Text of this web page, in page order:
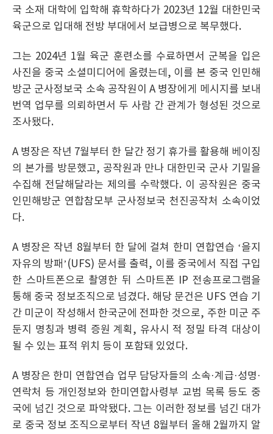
국 소재 대학에 입학해 휴학하다가 2023년 12월 대한민국
육군으로 입대해 전방 부대에서 보급병으로 복무했다.
그는 2024년 1월 육군 훈련소를 수료하면서 군복을 입은
사진을 중국 소셜미디어에 올렸는데, 이를 본 중국 인민해
방군 군사정보국 소속 공작원이 A 병장에게 메시지를 보내
번역 업무를 의뢰하면서 두 사람 간 관계가 형성된 것으로
조사됐다.
A 병장은 작년 7월부터 한 달간 정기 휴가를 활용해 베이징
의 본가를 방문했고, 공작원과 만나 대한민국 군사 기밀을
수집해 전달해달라는 제의를 수락했다. 이 공작원은 중국
인민해방군 연합참모부 군사정보국 천진공작처 소속이었
다.
A 병장은 작년 8월부터 한 달에 걸쳐 한미 연합연습 ‘을지
자유의 방패’(UFS) 문서를 출력, 이를 중국에서 직접 구입
한 스마트폰으로 촬영한 뒤 스마트폰 IP 전송프로그램을
통해 중국 정보조직으로 넘겼다. 해당 문건은 UFS 연습 기
간 미군이 작성해서 한국군에 전파한 것으로, 주한 미군 주
둔지 명칭과 병력 증원 계획, 유사시 적 정밀 타격 대상이
될 수 있는 표적 위치 등이 포함돼 있었다.
A 병장은 한미 연합연습 업무 담당자들의 소속·계급·성명·
연락처 등 개인정보와 한미연합사령부 교범 목록 등도 중
국에 넘긴 것으로 파악됐다. 그는 이러한 정보를 넘긴 대가
로 중국 정보 조직으로부터 작년 8월부터 올해 2월까지 알